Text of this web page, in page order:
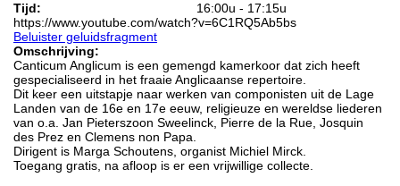
Tijd:
16:00u - 17:15u
https://www.youtube.com/watch?v=6C1RQ5Ab5bs
Beluister geluidsfragment
Omschrijving:
Canticum Anglicum is een gemengd kamerkoor dat zich heeft
gespecialiseerd in het fraaie Anglicaanse repertoire.
Dit keer een uitstapje naar werken van componisten uit de Lage
Landen van de 16e en 17e eeuw, religieuze en wereldse liederen
van o.a. Jan Pieterszoon Sweelinck, Pierre de la Rue, Josquin
des Prez en Clemens non Papa.
Dirigent is Marga Schoutens, organist Michiel Mirck.
Toegang gratis, na afloop is er een vrijwillige collecte.